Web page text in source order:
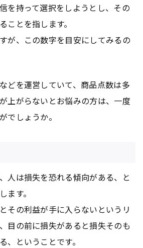
を持って選択をしようとし、その
ことを指します。
が、この数字を目安にしてみるの
どを運営していて、商品点数は多
上がらないとお悩みの方は、一度
でしょうか。
人は損失を恐れる傾向がある、と
ます。
その利益が手に入らないというリ
目の前に損失があると損失そのも
、ということです。